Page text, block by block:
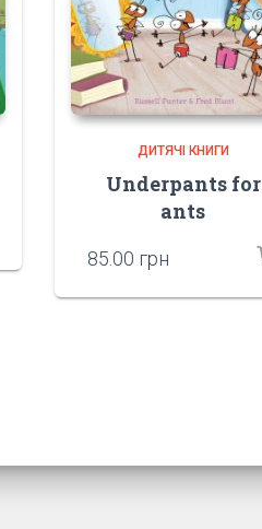
ДИТЯЧІ КНИГИ
Underpants for
ants
85.00 грн